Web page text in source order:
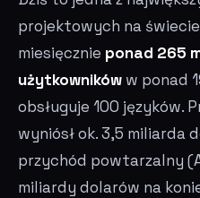
projektowych na
miesięcznie ponad 265
użytkowników w ponad
obsługuje 100 języków.
wyniósł ok. 3,5 miliarda
przychód powtarzalny
miliardy dolarów na